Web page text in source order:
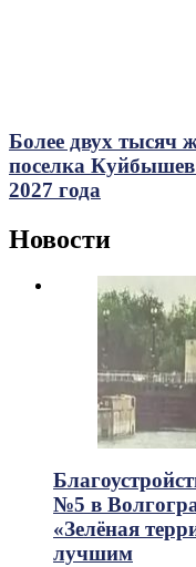
Более двух тысяч
поселка
2027 года
Новости
№5 в
«Зелёная
лучшим